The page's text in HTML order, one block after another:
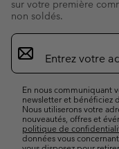
sur votre première
non soldés.
Inscription
par
e-
En nous communiquant
newsletter et bénéficiez
Nous utiliserons votre
nouveautés, offres et
politique de
données vous